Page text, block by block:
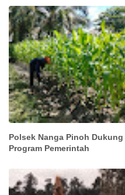
Polsek Nanga Pinoh Dukung
Program Pemerintah